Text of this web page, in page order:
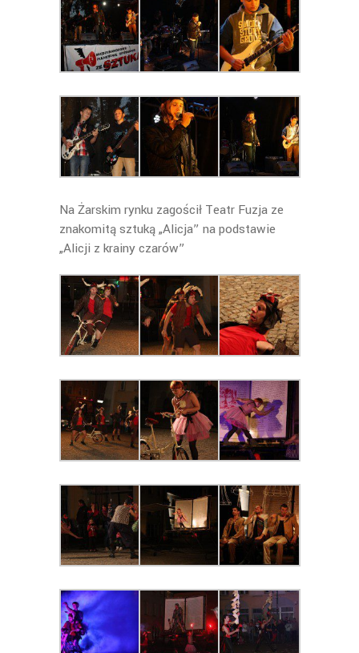
Na Żarskim rynku zagościł Teatr Fuzja ze
znakomitą sztuką „Alicja” na podstawie
„Alicji z krainy czarów”